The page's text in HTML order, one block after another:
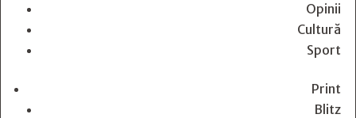
Opinii
Cultură
Sport
Print
Blitz